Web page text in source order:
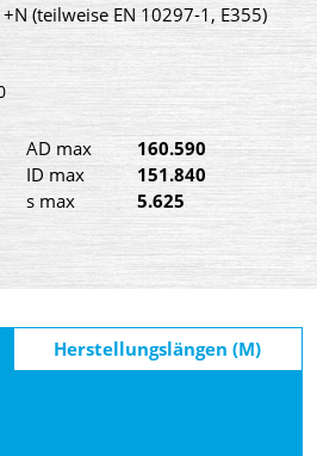
(teilweise EN 10297-1, E355)
AD max
160.590
ID max
151.840
s max 5.625
Herstellungslängen (M)